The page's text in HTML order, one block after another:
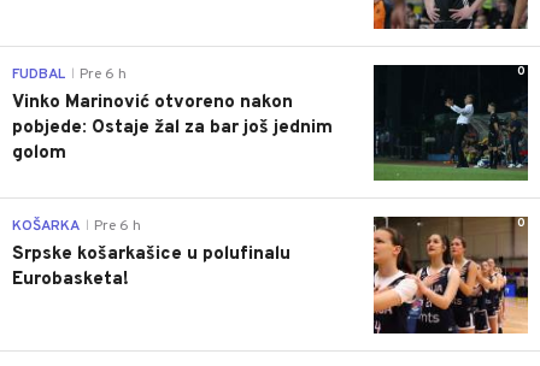
0
FUDBAL Pre 6 h
Vinko Marinović otvoreno nakon
pobjede: Ostaje žal za bar još jednim
golom
0
KOŠARKA Pre 6 h
Srpske košarkašice u polufinalu
Eurobasketa!